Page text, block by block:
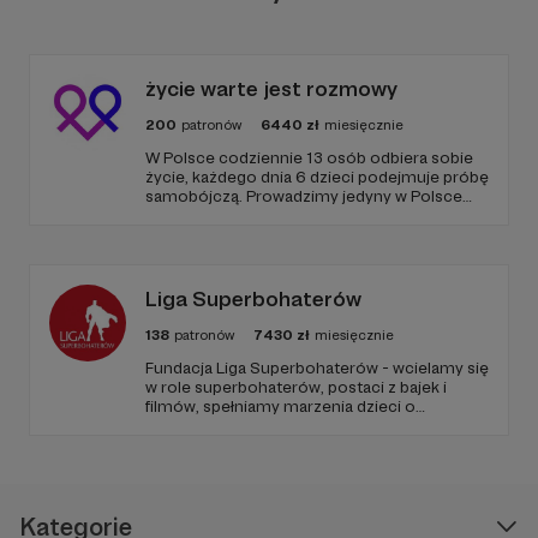
Fundacji, " Z Miłości" w celu całkowitego
życie warte jest rozmowy
200 patronów 6440 zł miesięcznie
W Polsce codziennie 13 osób odbiera sobie
życie, każdego dnia 6 dzieci podejmuje próbę
samobójczą. Prowadzimy jedyny w Polsce
pomóc.
Liga Superbohaterów
138 patronów 7430 zł miesięcznie
Fundacja Liga Superbohaterów - wcielamy się
w role superbohaterów, postaci z bajek i
filmów, spełniamy marzenia dzieci o
Kategorie